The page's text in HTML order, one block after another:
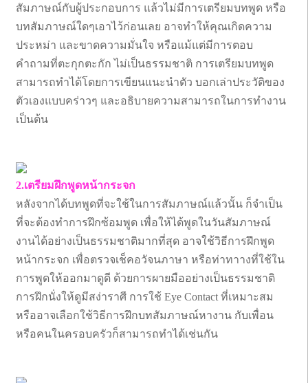
สัมภาษณ์กับผู้ประกอบการ แล้วไม่มีการเตรียมบทพูด หรือ
บทสัมภาษณ์ใดๆเอาไว้ก่อนเลย อาจทำให้คุณเกิดความ
ประหม่า และขาดความมั่นใจ หรือแม้แต่มีการตอบ
คำถามที่ตะกุกตะกัก ไม่เป็นธรรมชาติ การเตรียมบทพูด
สามารถทำได้โดยการเขียนแนะนำตัว บอกเล่าประวัติของ
ตัวเองแบบคร่าวๆ และอธิบายความสามารถในการทำงาน
เป็นต้น
2.เตรียมฝึกพูดหน้ากระจก
หลังจากได้บทพูดที่จะใช้ในการสัมภาษณ์แล้วนั้น ก็จำเป็น
ที่จะต้องทำการฝึกซ้อมพูด เพื่อให้ได้พูดในวันสัมภาษณ์
งานได้อย่างเป็นธรรมชาติมากที่สุด อาจใช้วิธีการฝึกพูด
หน้ากระจก เพื่อตรวจเช็คอวัจนภาษา หรือท่าทาางที่ใช้ใน
การพูดให้ออกมาดูดี ด้วยการผายมืออย่างเป็นธรรมชาติ
การฝึกนั่งให้ดูมีสง่าราศี การใช้ Eye Contact ที่เหมาะสม
หรืออาจเลือกใช้วิธีการฝึกบทสัมภาษณ์หางาน กับเพื่อน
หรือคนในครอบครัวก็สามารถทำได้เช่นกัน